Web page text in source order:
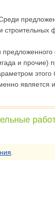
строительных
и прочие)
этого
является